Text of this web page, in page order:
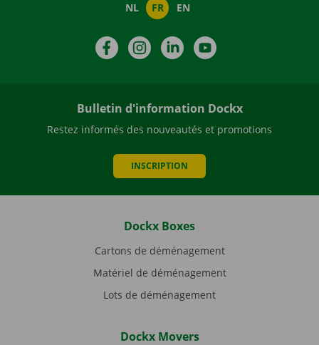
NL FR EN
FacebookInstagramLinkedIn
Bulletin d'information Dockx
Restez informés des nouveautés et promotions
INSCRIPTION
Dockx Boxes
Cartons de déménagement
Matériel de déménagement
Lots de déménagement
Dockx Movers